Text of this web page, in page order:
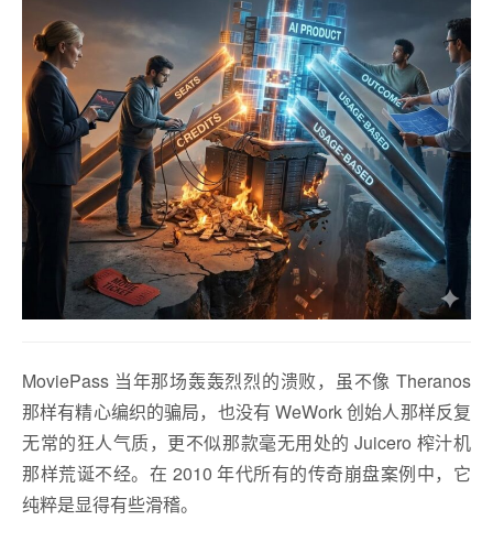
MoviePass 当年那场轰轰烈烈的溃败，虽不像 Theranos
那样有精心编织的骗局，也没有 WeWork 创始人那样反复
无常的狂人气质，更不似那款毫无用处的 Juicero 榨汁机
那样荒诞不经。在 2010 年代所有的传奇崩盘案例中，它
纯粹是显得有些滑稽。